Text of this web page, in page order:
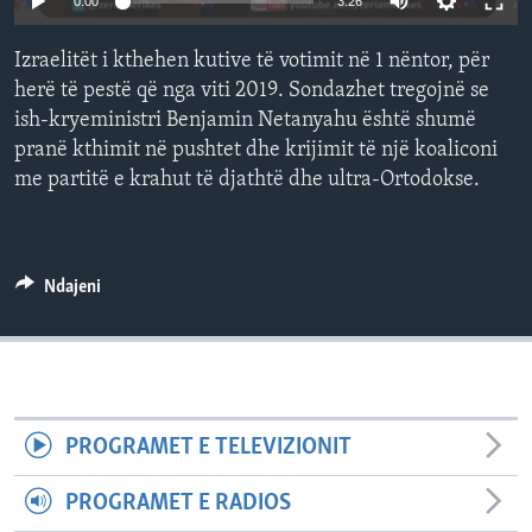
INTERVISTA
DITARI
Izraelitët i kthehen kutive të votimit në 1 nëntor, për
herë të pestë që nga viti 2019. Sondazhet tregojnë se
ish-kryeministri Benjamin Netanyahu është shumë
pranë kthimit në pushtet dhe krijimit të një koaliconi
me partitë e krahut të djathtë dhe ultra-Ortodokse.
Ndajeni
PROGRAMET E TELEVIZIONIT
PROGRAMET E RADIOS